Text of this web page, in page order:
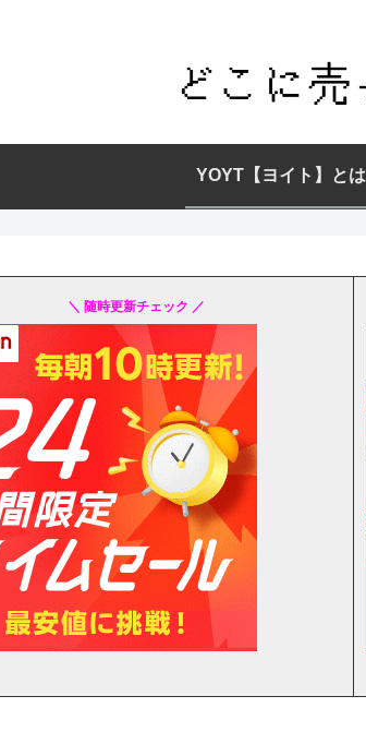
YOYT【ヨイト】とは
＼ 随時更新チェック ／